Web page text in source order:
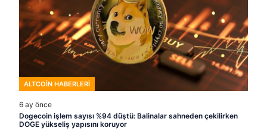
ALTCOIN HABERLERI
6 ay önce
Dogecoin işlem sayısı %94 düştü: Balinalar sahneden çekilirken
DOGE yükseliş yapısını koruyor